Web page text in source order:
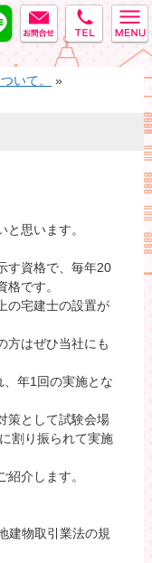
tel
MAIL
LINE
いて。 »
思います。
す資格で、毎年20
です。
の宅建士の設置が
方はぜひ当社にも
年1回の実施とな
策として試験会場
割り振られて実施
介します。
建物取引業法の規